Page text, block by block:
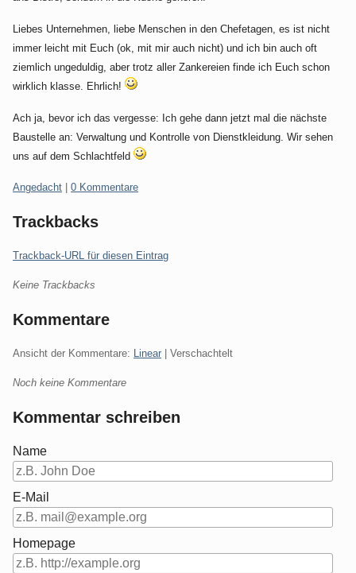
Liebes Unternehmen, liebe Menschen in den Chefetagen, es ist nicht
immer leicht mit Euch (ok, mit mir auch nicht) und ich bin auch oft
ziemlich ungeduldig, aber trotz aller Zankereien finde ich Euch schon
wirklich klasse. Ehrlich!
Ach ja, bevor ich das vergesse: Ich gehe dann jetzt mal die nächste
Baustelle an: Verwaltung und Kontrolle von Dienstkleidung. Wir sehen
uns auf dem Schlachtfeld
Kategorien:
Angedacht 0 Kommentare
Trackbacks
Trackback-URL für diesen Eintrag
Keine Trackbacks
Kommentare
Ansicht der Kommentare: Linear | Verschachtelt
Noch keine Kommentare
Kommentar schreiben
Name
E-Mail
Homepage